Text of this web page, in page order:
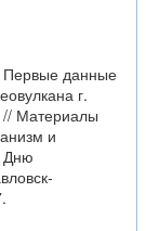
данные
г.
// Материалы
и
Дню